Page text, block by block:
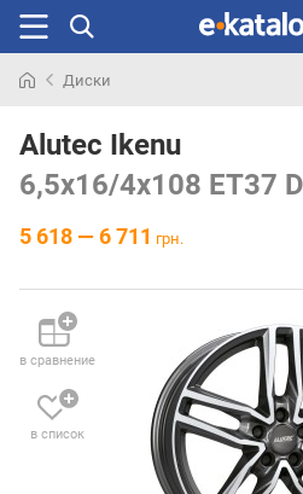
раньше
Диски
Alutec Ikenu
6,5x16/4x108 ET37
5 618 — 6 711 грн.
в сравнение
в список